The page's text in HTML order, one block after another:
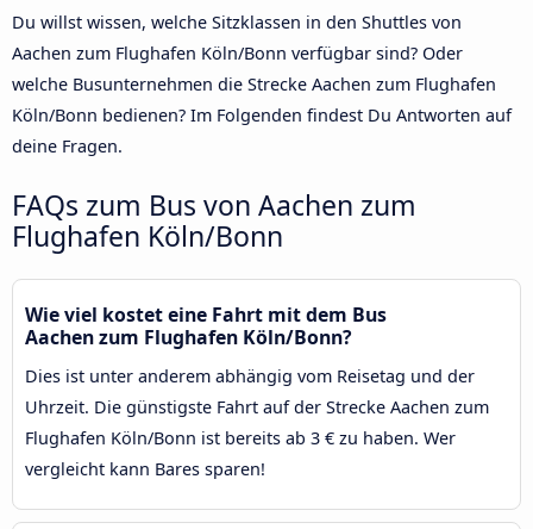
Du willst wissen, welche Sitzklassen in den Shuttles von
Aachen zum Flughafen Köln/Bonn verfügbar sind? Oder
welche Busunternehmen die Strecke Aachen zum Flughafen
Köln/Bonn bedienen? Im Folgenden findest Du Antworten auf
deine Fragen.
FAQs zum Bus von Aachen zum
Flughafen Köln/Bonn
Wie viel kostet eine Fahrt mit dem Bus
Aachen zum Flughafen Köln/Bonn?
Dies ist unter anderem abhängig vom Reisetag und der
Uhrzeit. Die günstigste Fahrt auf der Strecke Aachen zum
Flughafen Köln/Bonn ist bereits ab 3 € zu haben. Wer
vergleicht kann Bares sparen!